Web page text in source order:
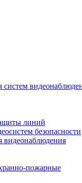
систем
линий
безопасности
видеонаблюдения
пожарные